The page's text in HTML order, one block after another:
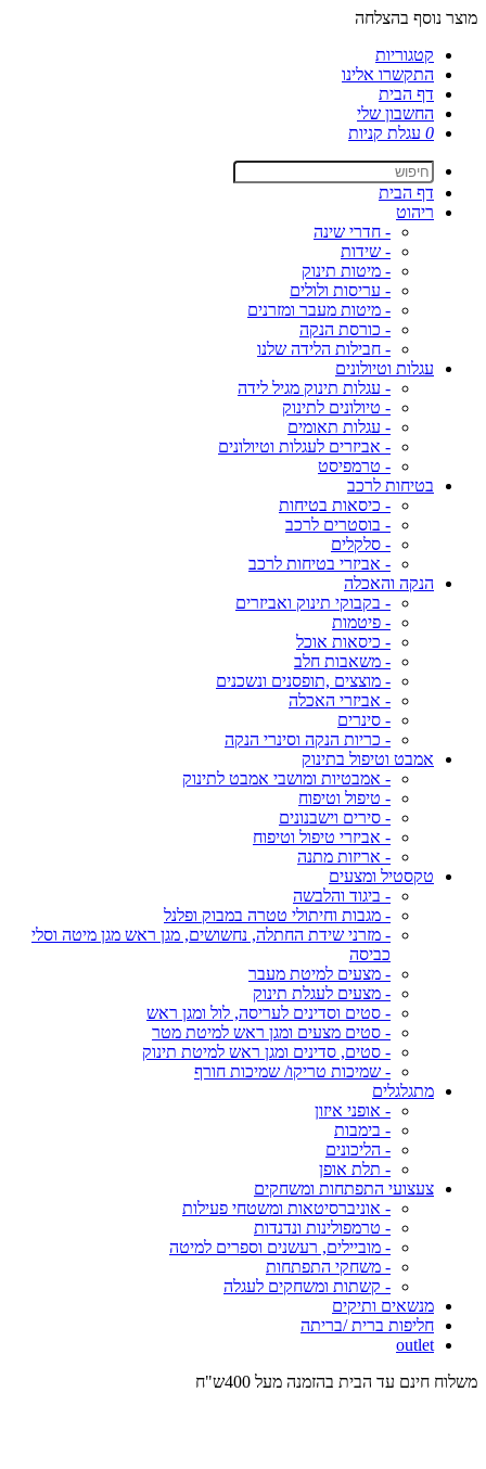
מוצר נוסף בהצלחה
קטגוריות
התקשרו אלינו
דף הבית
החשבון שלי
0 עגלת קניות
דף הבית
ריהוט
- חדרי שינה
- שידות
- מיטות תינוק
- עריסות ולולים
- מיטות מעבר ומזרנים
- כורסת הנקה
- חבילות הלידה שלנו
עגלות וטיולונים
- עגלות תינוק מגיל לידה
- טיולונים לתינוק
- עגלות תאומים
- אביזרים לעגלות וטיולונים
- טרמפיסט
בטיחות לרכב
- כיסאות בטיחות
- בוסטרים לרכב
- סלקלים
- אביזרי בטיחות לרכב
הנקה והאכלה
- בקבוקי תינוק ואביזרים
- פיטמות
- כיסאות אוכל
- משאבות חלב
- מוצצים ,תופסנים ונשכנים
- אביזרי האכלה
- סינרים
- כריות הנקה וסינרי הנקה
אמבט וטיפול בתינוק
- אמבטיות ומושבי אמבט לתינוק
- טיפול וטיפוח
- סירים וישבנונים
- אביזרי טיפול וטיפוח
- אריזות מתנה
טקסטיל ומצעים
- ביגוד והלבשה
- מגבות וחיתולי טטרה במבוק ופלנל
- מזרני שידת החתלה, נחשושים, מגן ראש מגן מיטה וסלי
כביסה
- מצעים למיטת מעבר
- מצעים לעגלת תינוק
- סטים וסדינים לעריסה, לול ומגן ראש
- סטים מצעים ומגן ראש למיטת מטר
- סטים, סדינים ומגן ראש למיטת תינוק
- שמיכות טריקו/ שמיכות חורף
מתגלגלים
- אופני איזון
- בימבות
- הליכונים
- תלת אופן
צעצועי התפתחות ומשחקים
- אוניברסיטאות ומשטחי פעילות
- טרמפולינות ונדנדות
- מוביילים, רעשנים וספרים למיטה
- משחקי התפתחות
- קשתות ומשחקים לעגלה
מנשאים ותיקים
חליפות ברית /בריתה
outlet
משלוח חינם עד הבית בהזמנה מעל 400ש"ח